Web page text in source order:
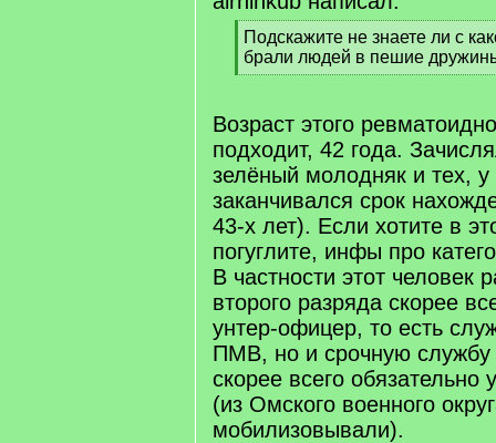
[
q
]
Подскажите не знаете ли с
брали людей в пешие
[
q
]
Возраст этого
подходит, 42 года.
зелёный молодняк и тех, у
заканчивался срок
43-х лет). Если хотите в
погуглите, инфы про
В частности этот человек
второго разряда скорее
унтер-офицер, то есть
ПМВ, но и срочную службу
скорее всего
(из Омского военного
мобилизовывали).